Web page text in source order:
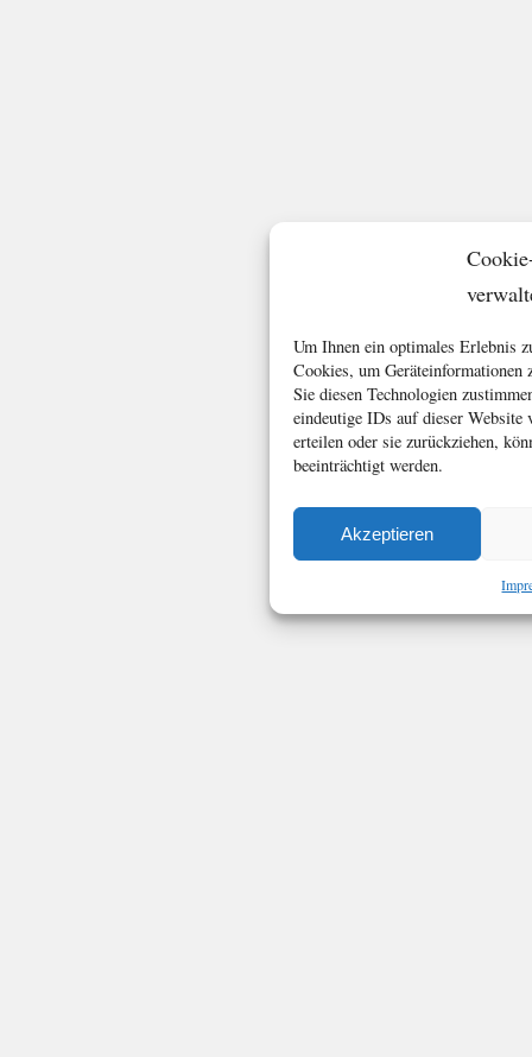
Um Ihnen ein optimales Erlebnis
Cookies, um Geräteinformationen
Sie diesen Technologien
eindeutige IDs auf dieser
erteilen oder sie zurückziehen,
beeinträchtigt werden.
Akzeptieren